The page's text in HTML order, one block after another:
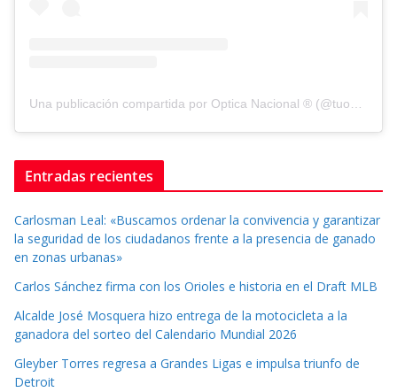
Una publicación compartida por Optica Nacional ® (@tuopticanacional)
Entradas recientes
Carlosman Leal: «Buscamos ordenar la convivencia y garantizar
la seguridad de los ciudadanos frente a la presencia de ganado
en zonas urbanas»
Carlos Sánchez firma con los Orioles e historia en el Draft MLB
Alcalde José Mosquera hizo entrega de la motocicleta a la
ganadora del sorteo del Calendario Mundial 2026
Gleyber Torres regresa a Grandes Ligas e impulsa triunfo de
Detroit